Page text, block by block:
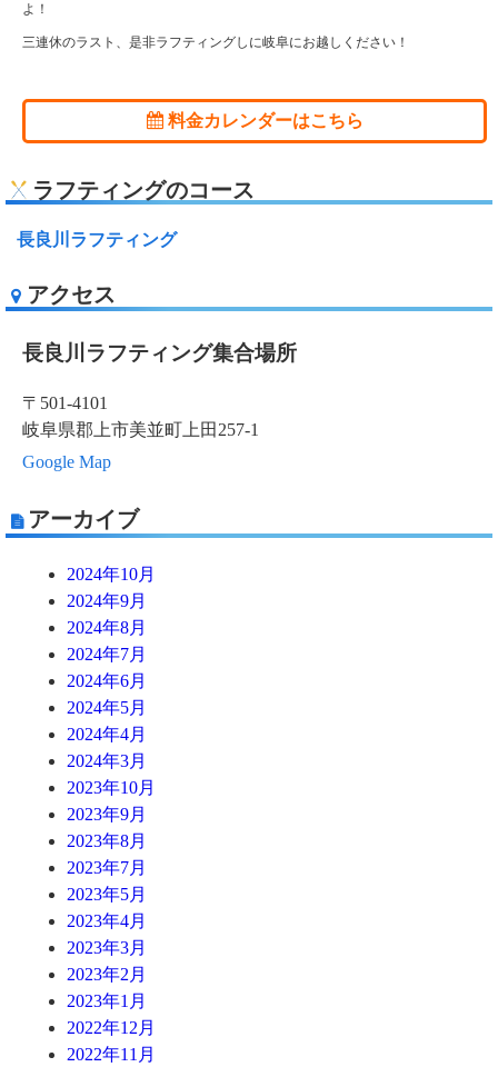
よ！
三連休のラスト、是非ラフティングしに岐阜にお越しください！
料金カレンダーはこちら
ラフティングのコース
長良川ラフティング
アクセス
長良川ラフティング集合場所
〒501-4101
岐阜県郡上市美並町上田257-1
Google Map
アーカイブ
2024年10月
2024年9月
2024年8月
2024年7月
2024年6月
2024年5月
2024年4月
2024年3月
2023年10月
2023年9月
2023年8月
2023年7月
2023年5月
2023年4月
2023年3月
2023年2月
2023年1月
2022年12月
2022年11月